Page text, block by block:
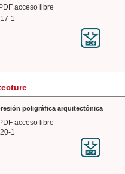
acceso libre
1
poligráfica arquitectónica
acceso libre
1